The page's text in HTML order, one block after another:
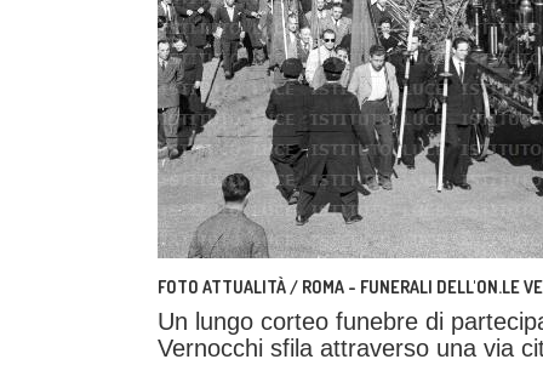
FOTO ATTUALITÀ / ROMA - FUNERALI DELL'ON.LE
Un lungo corteo funebre di
Vernocchi sfila attraverso una via